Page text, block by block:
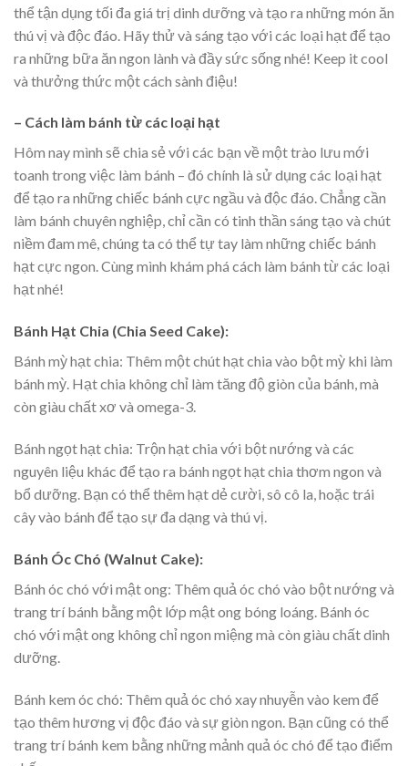
thể tận dụng tối đa giá trị dinh dưỡng và tạo ra những món ăn
thú vị và độc đáo. Hãy thử và sáng tạo với các loại hạt để tạo
ra những bữa ăn ngon lành và đầy sức sống nhé! Keep it cool
và thưởng thức một cách sành điệu!
– Cách làm bánh từ các loại hạt
Hôm nay mình sẽ chia sẻ với các bạn về một trào lưu mới
toanh trong việc làm bánh – đó chính là sử dụng các loại hạt
để tạo ra những chiếc bánh cực ngầu và độc đáo. Chẳng cần
làm bánh chuyên nghiệp, chỉ cần có tinh thần sáng tạo và chút
niềm đam mê, chúng ta có thể tự tay làm những chiếc bánh
hạt cực ngon. Cùng mình khám phá cách làm bánh từ các loại
hạt nhé!
Bánh Hạt Chia (Chia Seed Cake):
Bánh mỳ hạt chia: Thêm một chút hạt chia vào bột mỳ khi làm
bánh mỳ. Hạt chia không chỉ làm tăng độ giòn của bánh, mà
còn giàu chất xơ và omega-3.
Bánh ngọt hạt chia: Trộn hạt chia với bột nướng và các
nguyên liệu khác để tạo ra bánh ngọt hạt chia thơm ngon và
bổ dưỡng. Bạn có thể thêm hạt dẻ cười, sô cô la, hoặc trái
cây vào bánh để tạo sự đa dạng và thú vị.
Bánh Óc Chó (Walnut Cake):
Bánh óc chó với mật ong: Thêm quả óc chó vào bột nướng và
trang trí bánh bằng một lớp mật ong bóng loáng. Bánh óc
chó với mật ong không chỉ ngon miệng mà còn giàu chất dinh
dưỡng.
Bánh kem óc chó: Thêm quả óc chó xay nhuyễn vào kem để
tạo thêm hương vị độc đáo và sự giòn ngon. Bạn cũng có thể
trang trí bánh kem bằng những mảnh quả óc chó để tạo điểm